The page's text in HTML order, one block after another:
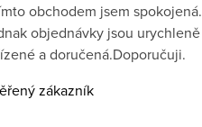
obchodem jsem spokojená.
objednávky jsou urychleně
a doručená.Doporučuji.
zákazník